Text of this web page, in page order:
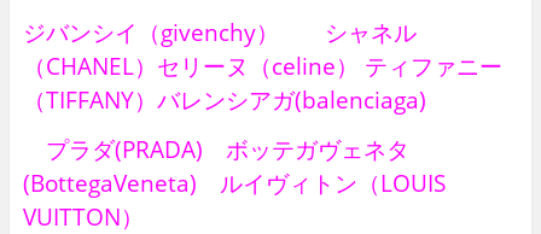
ジバンシイ（givenchy） シャネル
（CHANEL）セリーヌ（celine） ティファニー
（TIFFANY）バレンシアガ(balenciaga)
プラダ(PRADA) ボッテガヴェネタ
(BottegaVeneta) ルイヴィトン（LOUIS
VUITTON）